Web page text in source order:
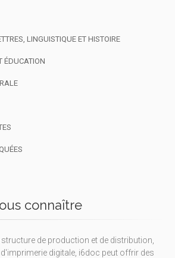
LINGUISTIQUE ET HISTOIRE
ÉDUCATION
connaître
de production et de distribution,
digitale, i6doc peut offrir des